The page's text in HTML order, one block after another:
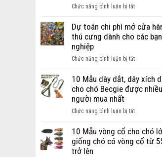
tín
thoát
ve
chó
cho
tốt
nhất
cách
chọn
Chức năng bình luận bị tắtở
10+
Mẫu
Chó
Dây
Dắt
cho
Hot
nhất
Dự toán chi phí mở cửa
thú cưng dành cho các
nghiệp
Chức năng bình luận bị tắtở
toán
chi
cửa
thú
cưng
10 Mẫu dây dắt, dây xích
cho chó Becgie được nhiều
người mua nhất
Chức năng bình luận bị tắtở
Mẫu
dây
10 Mẫu vòng cổ cho chó
giống chó có vòng cổ từ
trở lên